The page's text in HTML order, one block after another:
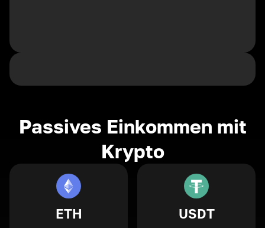
Passives Einkommen mit
Krypto
ETH USDT